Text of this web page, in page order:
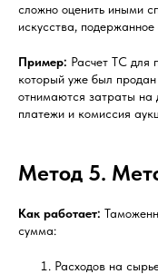
сложно оценить иными
искусства,
Пример: Расчет ТС для
который уже был
отнимаются затраты на
платежи и комиссия
Метод 5.
Как работает:
сумма:
Расходов на